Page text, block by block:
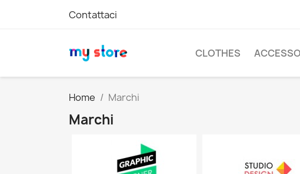
Contattaci
CLOTHES
Home Marchi
Marchi